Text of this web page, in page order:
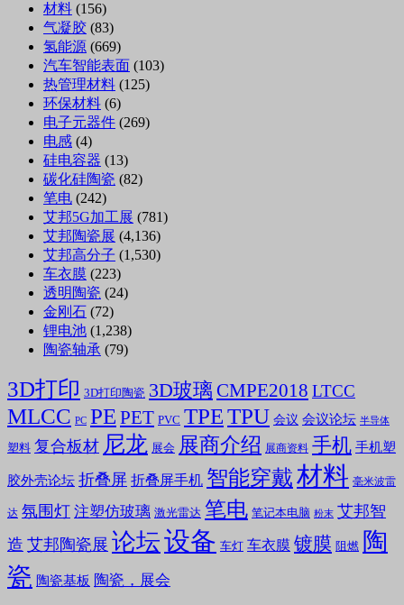
材料 (156)
气凝胶 (83)
氢能源 (669)
汽车智能表面 (103)
热管理材料 (125)
环保材料 (6)
电子元器件 (269)
电感 (4)
硅电容器 (13)
碳化硅陶瓷 (82)
笔电 (242)
艾邦5G加工展 (781)
艾邦陶瓷展 (4,136)
艾邦高分子 (1,530)
车衣膜 (223)
透明陶瓷 (24)
金刚石 (72)
锂电池 (1,238)
陶瓷轴承 (79)
3D打印 3D打印陶瓷 3D玻璃 CMPE2018 LTCC
MLCC PC PE PET PVC TPETPU 会议 会议论坛 半导体
塑料 复合板材 尼龙 展会 展商介绍 展商资料 手机 手机塑
胶外壳论坛 折叠屏 折叠屏手机 智能穿戴材料 毫米波雷
达 氛围灯 注塑仿玻璃 激光雷达 笔电 笔记本电脑 粉末 艾邦智
造 艾邦陶瓷展 论坛设备 车灯 车衣膜 镀膜 阻燃 陶
瓷 陶瓷基板 陶瓷，展会